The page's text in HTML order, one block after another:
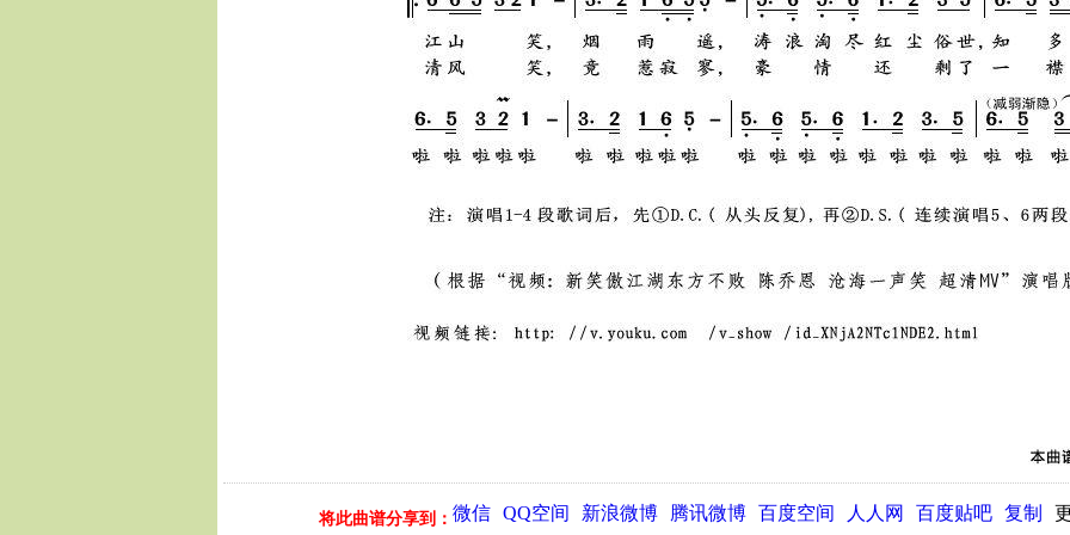
将此曲谱分享到： 微信 QQ空间 新浪微博 腾讯微博 百度空间 人人网 百度贴吧 复制